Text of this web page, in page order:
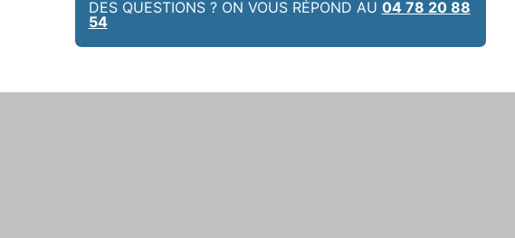
DES QUESTIONS ? ON VOUS RÉPOND AU 04 78 20 88
54